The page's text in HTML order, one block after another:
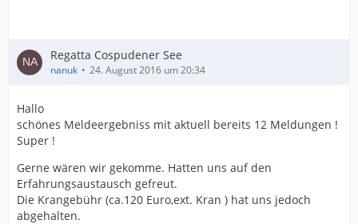
Regatta Cospudener See
nanuk 24. August 2016 um 20:34
Hallo
schönes Meldeergebniss mit aktuell bereits 12 Meldungen !
Super !
Gerne wären wir gekomme. Hatten uns auf den
Erfahrungsaustausch gefreut.
Die Krangebühr (ca.120 Euro,ext. Kran ) hat uns jedoch
abgehalten.